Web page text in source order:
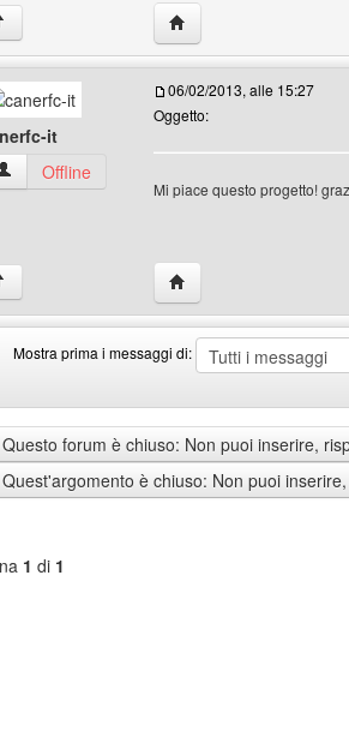
HomePage: i-meglio
it
it Profilo
Offline
06/02/2013, alle 15:27
Oggetto:
Mi piace questo progetto!
HomePage: canerfc-it
Mostra prima i messaggi di:
prima
i
messaggi
di
by
Questo forum è chiuso: Non puoi inserire,
Quest'argomento è chiuso: Non puoi
1 di 1